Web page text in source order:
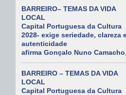
BARREIRO– TEMAS DA VIDA
LOCAL
Capital Portuguesa da Cultura
2028- exige seriedade, clareza
autenticidade
afirma Gonçalo Nuno Camacho,
BARREIRO – TEMAS DA VIDA
LOCAL
Capital Portuguesa da Cultura